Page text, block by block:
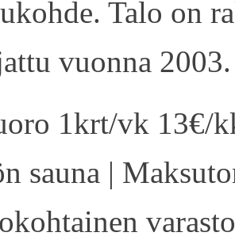
Talo on
vuonna 2003.
1krt/vk 13€/
sauna |